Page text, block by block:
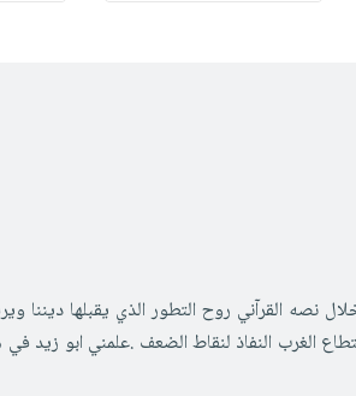
نصه القرآني روح التطور الذي يقبلها
الغرب النفاذ لنقاط الضعف .علمني ابو